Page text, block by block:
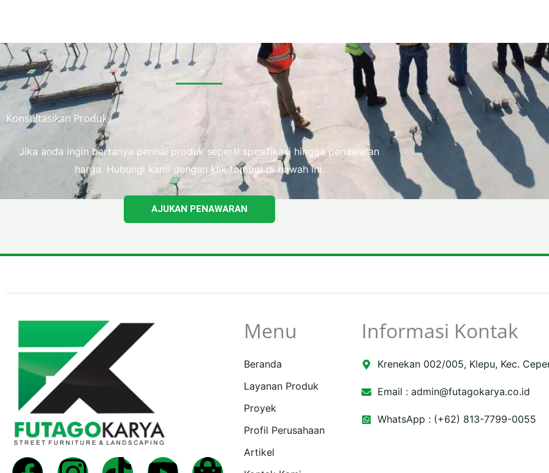
Konsultasikan Produk
Jika anda ingin bertanya perihal produk seperti spesifikasi hingga penawaran
harga. Hubungi kami dengan klik tombol di bawah ini.
AJUKAN PENAWARAN
Menu
Beranda
Layanan Produk
Proyek
Profil Perusahaan
Artikel
Informasi Kontak
Krenekan 002/005, Klepu, Kec.
Email : admin@futagokarya.co.id
WhatsApp : (+62) 813-7799-0055